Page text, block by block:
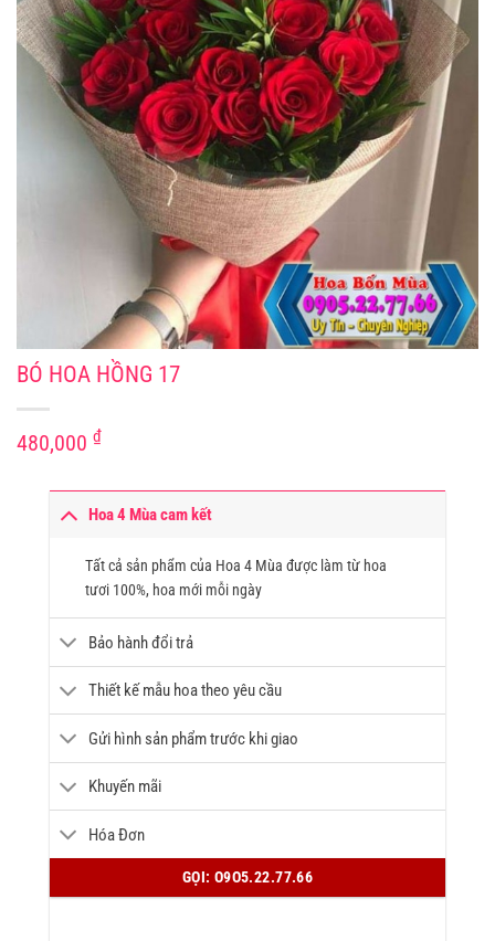
BÓ HOA HỒNG 17
480,000 ₫
Hoa 4 Mùa cam kết
Tất cả sản phẩm của Hoa 4 Mùa được làm từ hoa
tươi 100%, hoa mới mỗi ngày
Bảo hành đổi trả
Thiết kế mẫu hoa theo yêu cầu
Gửi hình sản phẩm trước khi giao
Khuyến mãi
Hóa Đơn
GỌI: O9O5.22.77.66